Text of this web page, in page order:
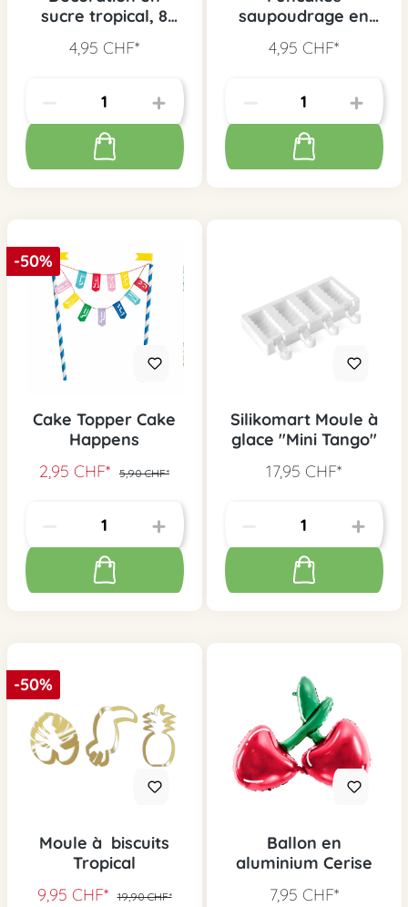
sucre tropical, 8
4,95 CHF*
saupoudrage en
4,95 CHF*
-50%
Cake Topper Cake
Happens
2,95 CHF*
5,90 CHF*
Silikomart Moule à
glace "Mini Tango"
17,95 CHF*
-50%
Moule à biscuits
Tropical
9,95 CHF*
19,90 CHF*
Ballon en
aluminium Cerise
7,95 CHF*